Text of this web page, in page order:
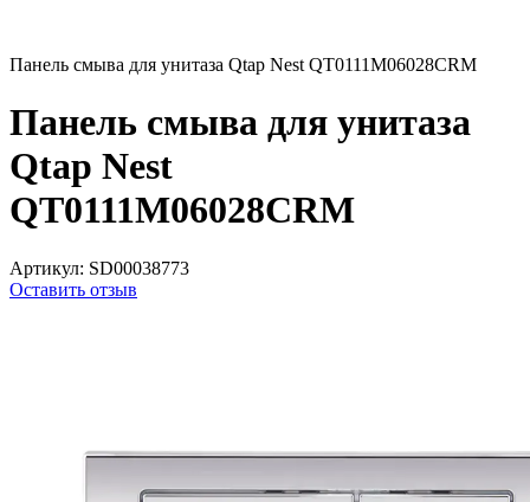
Панель смыва для унитаза Qtap Nest QT0111M06028CRM
Панель смыва для унитаза
Qtap Nest
QT0111M06028CRM
Артикул: SD00038773
Оставить отзыв